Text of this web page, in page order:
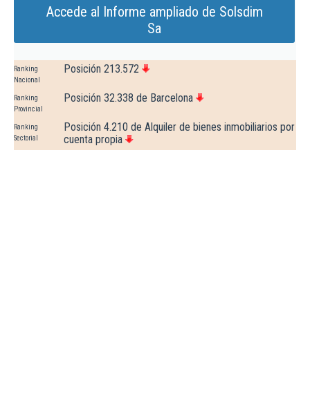
Accede al Informe ampliado de Solsdim
Sa
Ranking
Nacional
Posición 213.572
Ranking
Provincial
Posición 32.338 de Barcelona
Ranking
Sectorial
Posición 4.210 de Alquiler de bienes inmobiliarios por
cuenta propia